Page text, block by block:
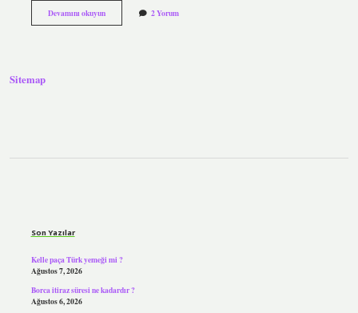
Devamını okuyunMyoma
uteri
2 Yorum
Sitemap
Son Yazılar
Kelle paça Türk yemeği mi ?
Ağustos 7, 2026
Borca itiraz süresi ne kadardır ?
Ağustos 6, 2026